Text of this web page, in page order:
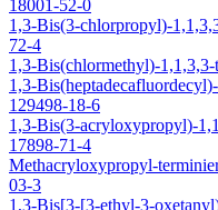
18001-52-0
1,3-Bis(3-chlorpropyl)-
72-4
1,3-Bis(chlormethyl)-
1,3-
129498-18-6
1,3-Bis(3-acryloxypropyl)-
17898-71-4
Methacryloxypropyl-
03-3
1,3-Bis[3-[3-ethyl-3-